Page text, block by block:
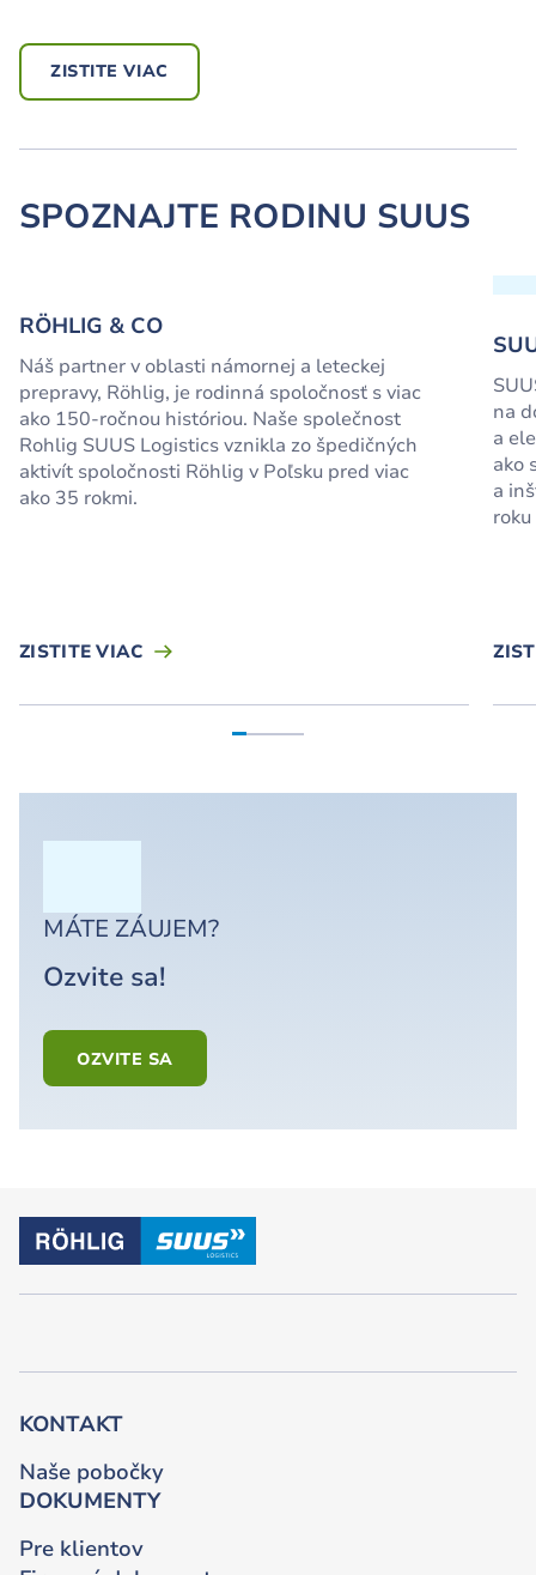
ZISTITE VIAC
SPOZNAJTE RODINU SUUS
RÖHLIG & CO
Náš partner v oblasti námornej a leteckej
prepravy, Röhlig, je rodinná spoločnosť s viac
ako 150-ročnou históriou. Naše společnost
Rohlig SUUS Logistics vznikla zo špedičných
aktivít spoločnosti Röhlig v Poľsku pred viac
ako 35 rokmi.
ZISTITE VIAC
na
a
ako
a
MÁTE ZÁUJEM?
Ozvite sa!
OZVITE SA
KONTAKT
Naše pobočky
DOKUMENTY
Pre klientov